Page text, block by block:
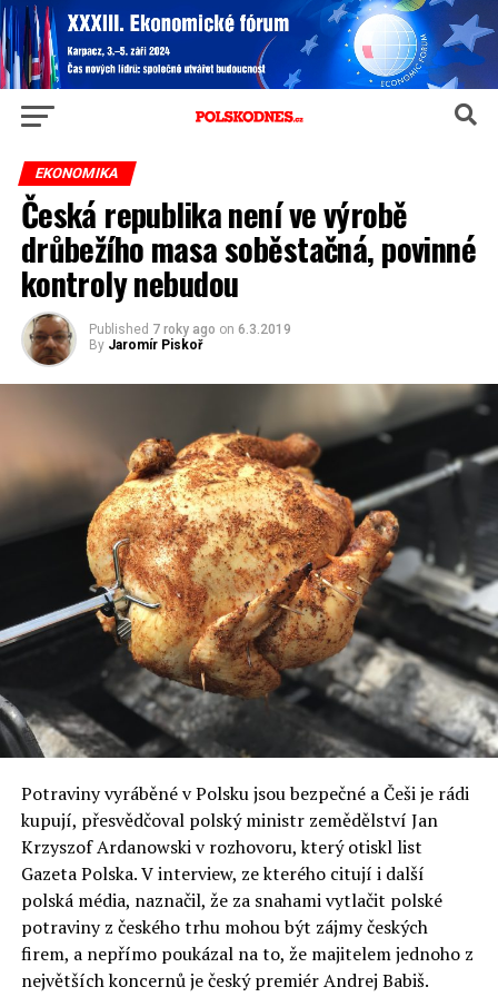
EKONOMIKA
Česká republika není ve výrobě
drůbežího masa soběstačná, povinné
kontroly nebudou
Published 7 roky ago on 6.3.2019
By Jaromír Piskoř
Potraviny vyráběné v Polsku jsou bezpečné a Češi je rádi
kupují, přesvědčoval polský ministr zemědělství Jan
Krzyszof Ardanowski v rozhovoru, který otiskl list
Gazeta Polska. V interview, ze kterého citují i další
polská média, naznačil, že za snahami vytlačit polské
potraviny z českého trhu mohou být zájmy českých
firem, a nepřímo poukázal na to, že majitelem jednoho z
největších koncernů je český premiér Andrej Babiš.